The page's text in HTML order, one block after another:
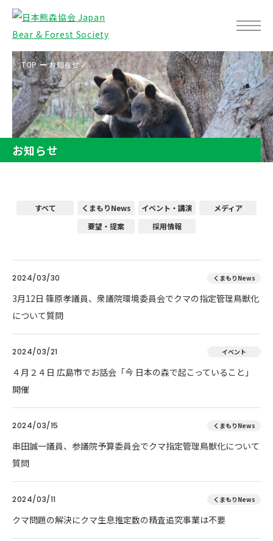
TOP お知らせ
お知らせ
すべて くまもりNews イベント・講演
メディア
要望・提案
採用情報
2024/03/30 くまもりNews
3月12日 篠原孝議員、衆議院環境委員会でクマの指定管理鳥獣化
について質問
2024/03/21 イベント
４月２４日 広島市でお話会「今 日本の森で起こっていること」
開催
2024/03/15 くまもりNews
串田誠一議員、参議院予算委員会でクマ指定管理鳥獣化について
質問
2024/03/11 くまもりNews
クマ問題の解決にクマ生息推定数の精査追究事業は不要